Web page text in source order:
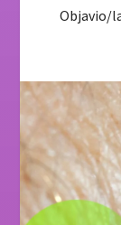
Objavio/